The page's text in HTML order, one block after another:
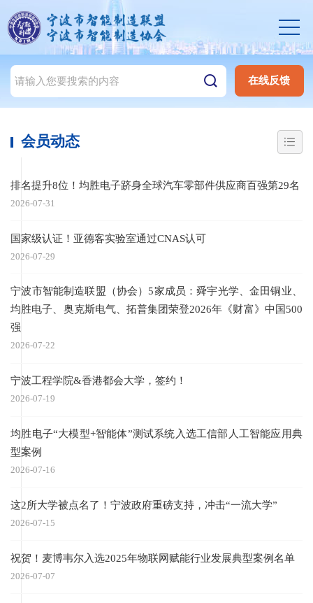
在线反馈
会员动态
排名提升8位！均胜电子跻身全球汽车零部件供应商百强第29名
2026-07-31
国家级认证！亚德客实验室通过CNAS认可
2026-07-29
宁波市智能制造联盟（协会）5家成员：舜宇光学、金田铜业、
均胜电子、奥克斯电气、拓普集团荣登2026年《财富》中国500
强
2026-07-22
宁波工程学院&香港都会大学，签约！
2026-07-19
均胜电子“大模型+智能体”测试系统入选工信部人工智能应用典
型案例
2026-07-16
这2所大学被点名了！宁波政府重磅支持，冲击“一流大学”
2026-07-15
祝贺！麦博韦尔入选2025年物联网赋能行业发展典型案例名单
2026-07-07